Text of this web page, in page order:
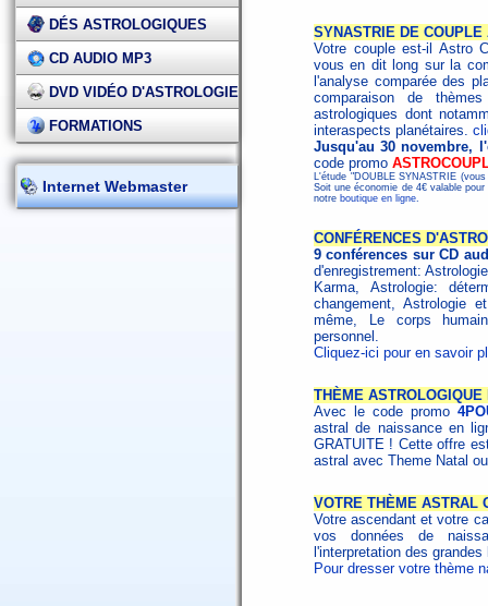
DÉS ASTROLOGIQUES
CD AUDIO MP3
DVD VIDÉO D'ASTROLOGIE
FORMATIONS
Internet Webmaster
SYNASTRIE DE
Votre couple est-il Astro
vous en dit long sur la
l'analyse comparée des
comparaison de
astrologiques dont
interaspects planétaires.
Jusqu'au 30 novembre,
code promo
L'étude "DOUBLE SYNASTRIE
Soit une économie de 4€ valable
notre boutique en ligne.
CONFÉRENCES
9 conférences sur CD
d'enregistrement:
Karma, Astrologie:
changement, Astrologie
même, Le corps
personnel.
Cliquez-ici pour en savoir
THÈME ASTROLOGIQUE
Avec le code promo
astral de naissance en
GRATUITE ! Cette offre
astral avec Theme Natal
VOTRE THÈME ASTRAL
Votre ascendant et votre
vos données de
l'interpretation des
Pour dresser votre thème